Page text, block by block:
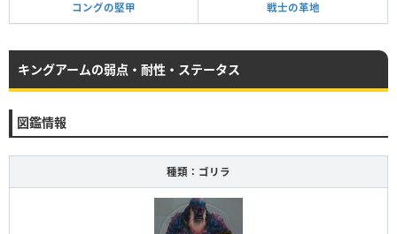
コングの堅甲 戦士の革地
キングアームの弱点・耐性・ステータス
図鑑情報
種類：ゴリラ